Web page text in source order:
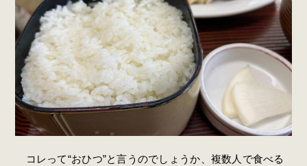
コレって“おひつ”と言うのでしょうか、複数人で食べる